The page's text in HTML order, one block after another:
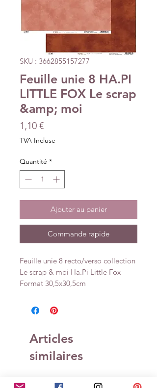
SKU : 3662855157277
Feuille unie 8 HA.PI
LITTLE FOX Le scrap
&amp; moi
1,10 €Prix
TVA Incluse
Quantité *
Ajouter au panier
Commande rapide
Feuille unie 8 recto/verso collection
Le scrap & moi Ha.Pi Little Fox
Format 30,5x30,5cm
Articles
similaires